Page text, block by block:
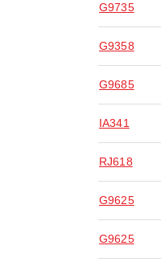
G9735
G9358
G9685
IA341
RJ618
G9625
G9625